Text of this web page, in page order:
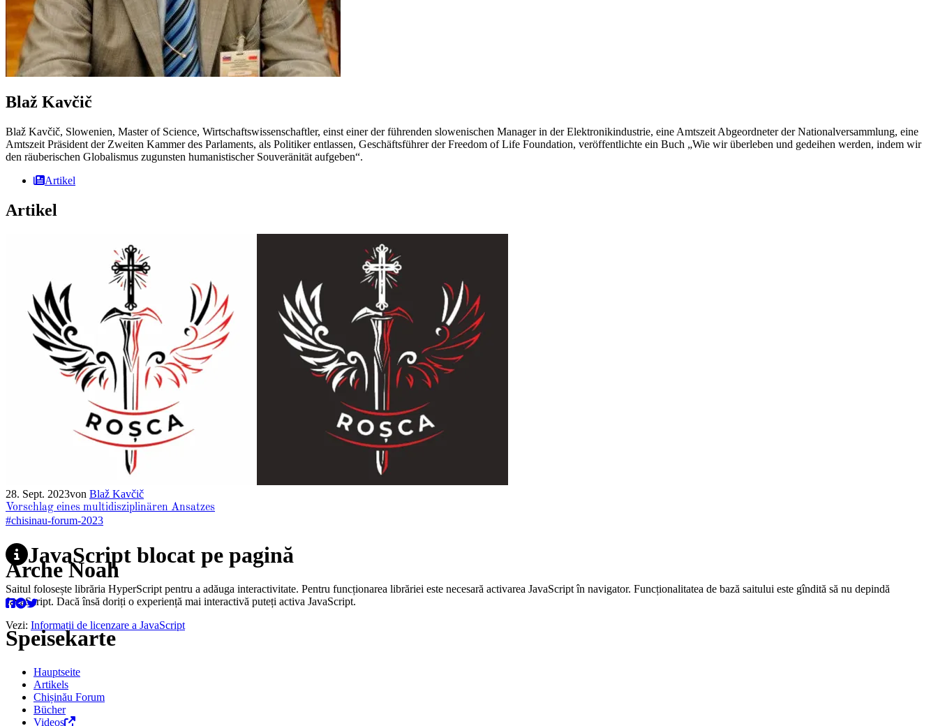
Blaž Kavčič
Blaž Kavčič, Slowenien, Master of Science, Wirtschaftswissenschaftler, einst einer der führenden slowenischen Manager in der Elektronikindustrie, eine Amtszeit Abgeordneter der Nationalversammlung, eine
Amtszeit Präsident der Zweiten Kammer des Parlaments, als Politiker entlassen, Geschäftsführer der Freedom of Life Foundation, veröffentlichte ein Buch „Wie wir überleben und gedeihen werden, indem wir
den räuberischen Globalismus zugunsten humanistischer Souveränität aufgeben“.
Artikel
Artikel
28. Sept. 2023von Blaž Kavčič
Vorschlag eines multidisziplinären Ansatzes
#chisinau-forum-2023
JavaScript blocat pe pagină
Saitul folosește librăria HyperScript pentru a adăuga interactivitate. Pentru funcționarea librăriei este necesară activarea JavaScript în navigator. Funcționalitatea de bază saitului este gîndită să nu depindă
JavaScript. Dacă însă doriți o experiență mai interactivă puteți activa JavaScript.
Vezi: Informații de licenzare a JavaScript
Arche Noah
Speisekarte
Hauptseite
Artikels
Chișinău Forum
Bücher
Videos